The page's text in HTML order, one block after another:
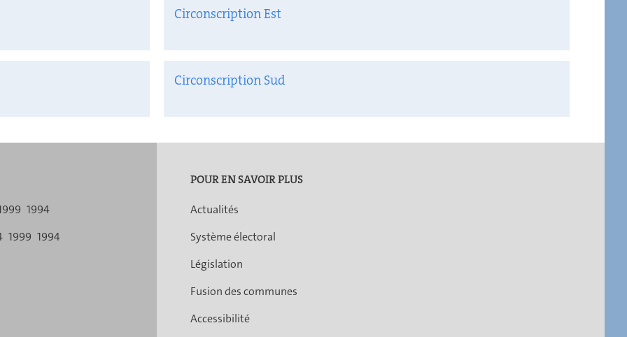
Circonscription Est
Circonscription Sud
1994
1999 1994
POUR EN SAVOIR PLUS
Actualités
Système électoral
Législation
Fusion des communes
Accessibilité